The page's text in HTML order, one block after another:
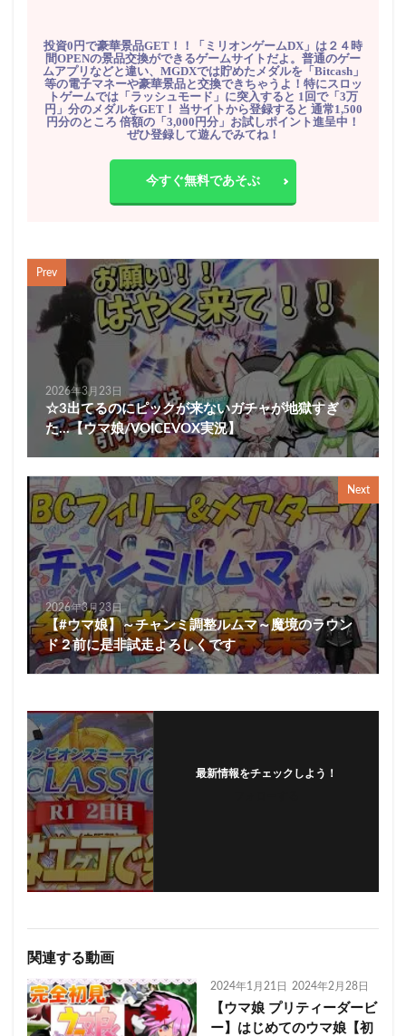
投資0円で豪華景品GET！！「ミリオンゲームDX」は２４時
間OPENの景品交換ができるゲームサイトだよ。普通のゲー
ムアプリなどと違い、MGDXでは貯めたメダルを「Bitcash」
等の電子マネーや豪華景品と交換できちゃうよ！特にスロッ
トゲームでは「ラッシュモード」に突入すると 1回で「3万
円」分のメダルをGET！ 当サイトから登録すると 通常1,500
円分のところ 倍額の「3,000円分」お試しポイント進呈中！
ぜひ登録して遊んでみてね！
今すぐ無料であそぶ
Prev
2026年3月23日
☆3出てるのにピックが来ないガチャが地獄すぎ
た…【ウマ娘/VOICEVOX実況】
Next
2026年3月23日
【#ウマ娘】～チャンミ調整ルムマ～魔境のラウン
ド２前に是非試走よろしくです
最新情報をチェックしよう！
関連する動画
2024年1月21日 2024年2月28日
【ウマ娘 プリティーダービ
ー】はじめてのウマ娘【初